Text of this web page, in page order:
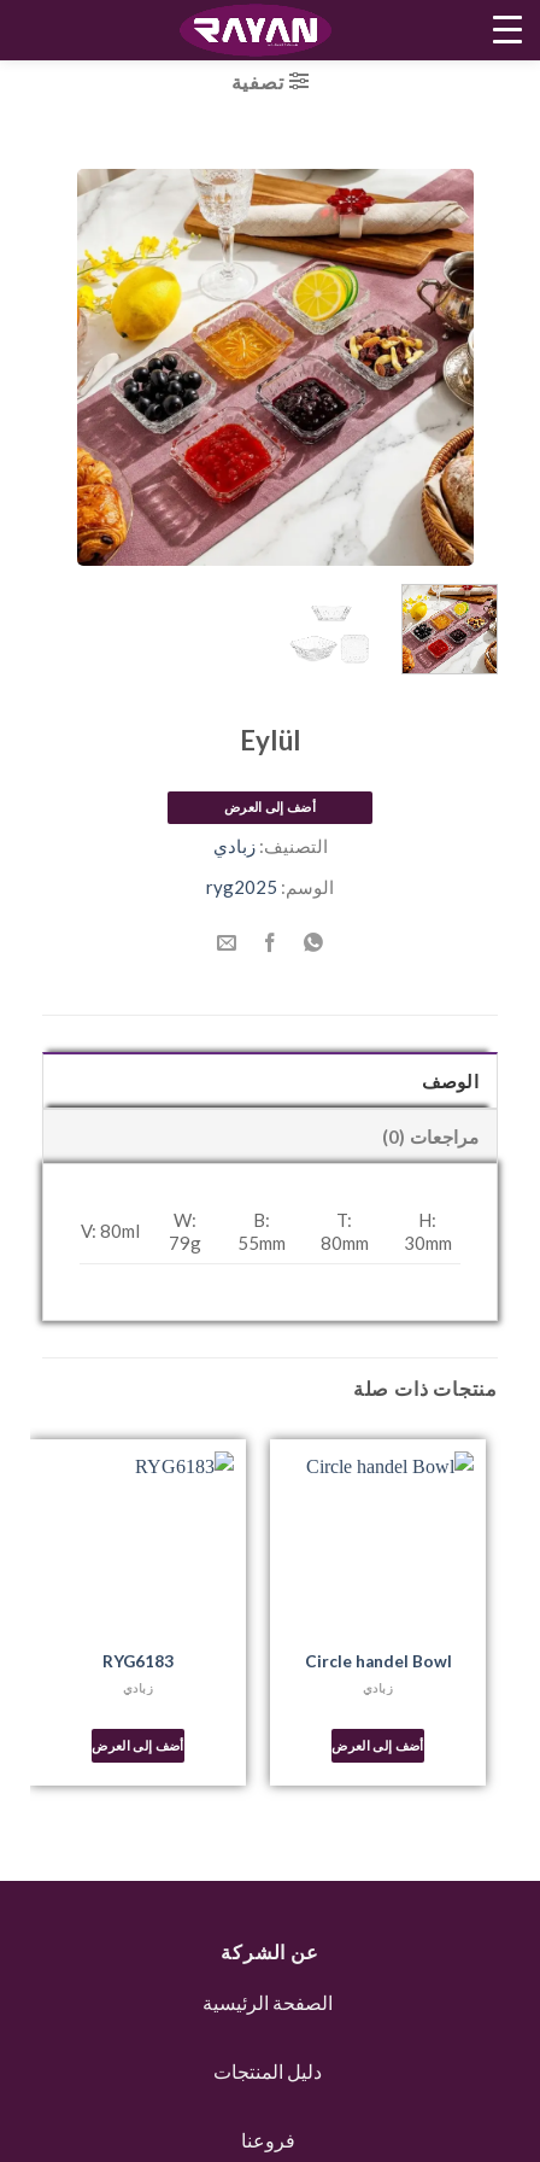
تصفية
Eylül
أضف إلى العرض
التصنيف:زبادي
الوسم: ryg2025
الوصف
مراجعات (0)
H:
30mm
T:
80mm
B:
55mm
W:
79g
V: 80ml
منتجات ذات صلة
زبادي
Circle handel Bowl
أضف إلى العرض
زبادي
RYG6183
أضف إلى العرض
عن الشركة
الصفحة الرئيسية
دليل المنتجات
فروعنا